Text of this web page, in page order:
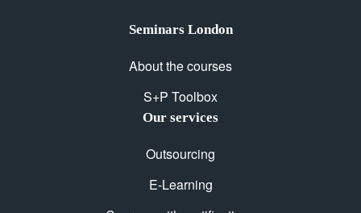
Seminars London
About the courses
S+P Toolbox
Our services
Outsourcing
E-Learning